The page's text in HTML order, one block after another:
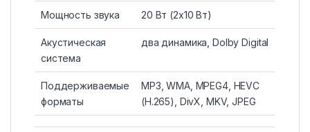
Мощность звука 20 Вт (2х10 Вт)
Акустическая
система
два динамика, Dolby Digital
Поддерживаемые
форматы
MP3, WMA, MPEG4, HEVC
(H.265), DivX, MKV, JPEG